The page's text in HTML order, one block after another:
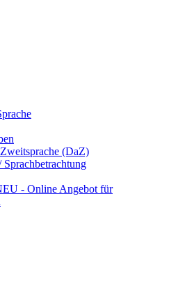
(DaZ)
- Online Angebot für